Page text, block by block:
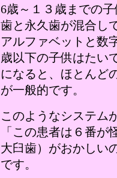
6歳～１３歳までの
歯と永久歯が混合し
アルファベットと
歳以下の子供はたい
になると、ほとんど
が一般的です。
このようなシステム
「この患者は６番
大臼歯）がおかしい
です。